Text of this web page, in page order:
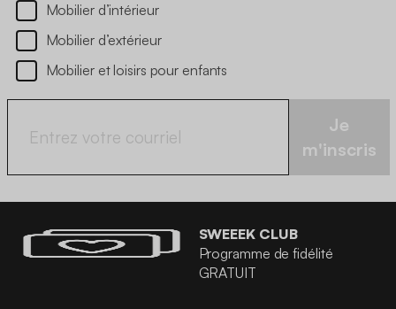
Mobilier d’intérieur
Mobilier d’extérieur
Mobilier et loisirs pour enfants
Je
m'inscris
SWEEEK CLUB
Programme de fidélité
GRATUIT